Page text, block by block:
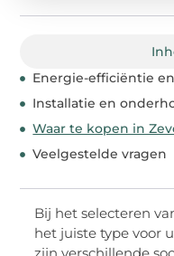
Energie-efficiëntie
Installatie en
Waar te kopen in
Veelgestelde vragen
Bij het selecteren
het juiste type voor